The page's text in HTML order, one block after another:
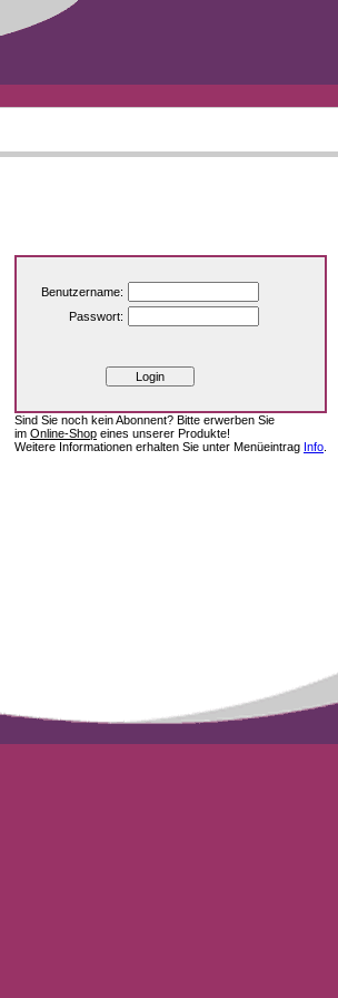
Benutzername:
Passwort:
Sind Sie noch kein Abonnent? Bitte erwerben Sie
im Online-Shop eines unserer Produkte!
Weitere Informationen erhalten Sie unter Menüeintrag Info